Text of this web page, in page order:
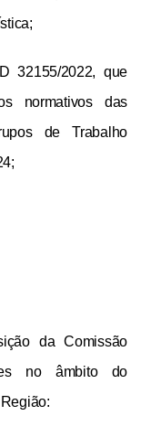
32155/2022, que
normativos das
de Trabalho
da Comissão
no âmbito do